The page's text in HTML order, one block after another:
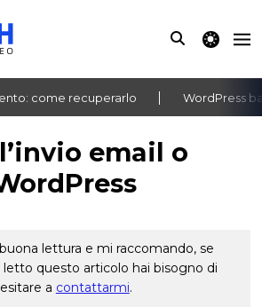
theme
come recuperarlo WordPress
›
email o
lettura e mi raccomando, se
letto questo articolo hai bisogno di
a contattarmi.